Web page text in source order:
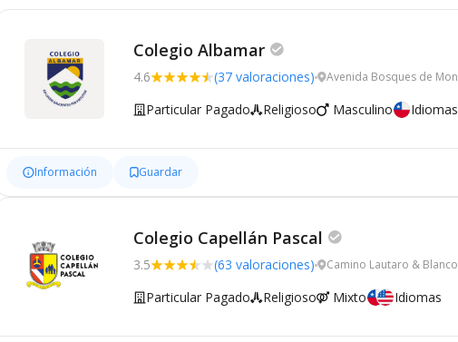
Colegio Albamar
4.6 (37 valoraciones) Avenida Bosques de
Particular Pagado Religioso Masculino Idiomas
Información Guardar
Colegio Capellán Pascal
3.5 (63 valoraciones) Camino Lautaro &
Particular Pagado Religioso Mixto Idiomas